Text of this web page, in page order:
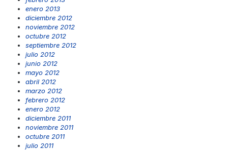
enero 2013
diciembre 2012
noviembre 2012
octubre 2012
septiembre 2012
julio 2012
junio 2012
mayo 2012
abril 2012
marzo 2012
febrero 2012
enero 2012
diciembre 2011
noviembre 2011
octubre 2011
julio 2011